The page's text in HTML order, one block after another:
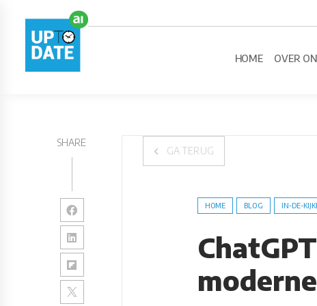
HOME OVER
SHARE
GA TERUG
HOME BLOG IN-DE-